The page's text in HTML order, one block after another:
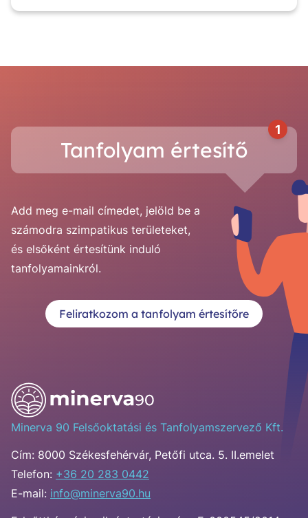
Tanfolyam értesítő
1
Add meg e-mail címedet, jelöld be a
számodra szimpatikus területeket,
és elsőként értesítünk induló
tanfolyamainkról.
Feliratkozom a tanfolyam értesítőre
Minerva 90 Felsőoktatási és Tanfolyamszervező Kft.
Cím: 8000 Székesfehérvár, Petőfi utca. 5. II.emelet
Telefon: +36 20 283 0442
E-mail: info@minerva90.hu